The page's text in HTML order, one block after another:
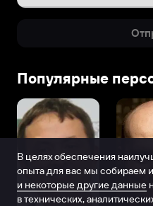
Популярные
В целях обеспечения
опыта для вас мы собираем
и некоторые другие данные
в технических,